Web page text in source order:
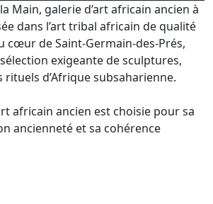
Main, galerie d’art africain ancien à
dans l’art tribal africain de qualité
cœur de Saint-Germain-des-Prés,
exigeante de sculptures,
rituels d’Afrique subsaharienne.
africain ancien est choisie pour sa
ancienneté et sa cohérence